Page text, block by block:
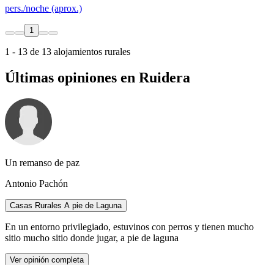
pers./noche (aprox.)
1
1 - 13 de 13 alojamientos rurales
Últimas opiniones en Ruidera
Un remanso de paz
Antonio Pachón
Casas Rurales A pie de Laguna
En un entorno privilegiado, estuvinos con perros y tienen mucho
sitio mucho sitio donde jugar, a pie de laguna
Ver opinión completa